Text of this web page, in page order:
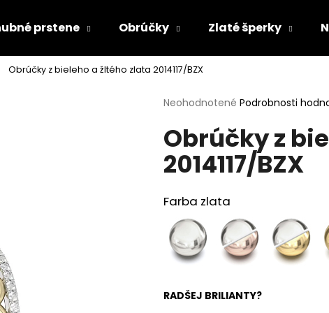
prstene Obrúčky Zlaté šperky
Obrúčky z bieleho a žltého zlata 2014117/BZX
Priemerné
produktu
je
0,0
z
hviezdičiek.
Neohodnotené Podrobnosti
Obrúčky z
2014117/BZX
Farba zlata
RADŠEJ BRILIANTY?
Čo potrebujete nájsť?
HĽADAŤ